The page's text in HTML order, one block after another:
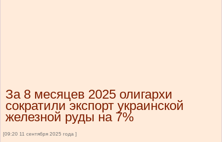
За 8 месяцев 2025 олигархи
сократили экспорт украинской
железной руды на 7%
[09:20 11 сентября 2025 года ]